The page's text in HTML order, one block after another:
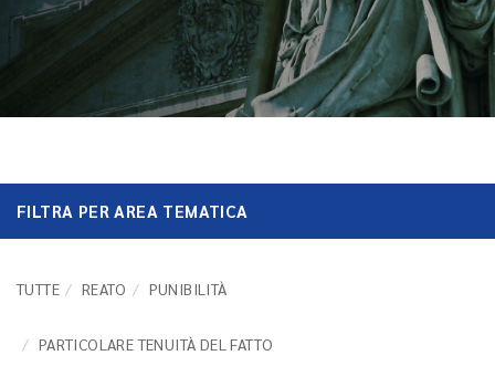
FILTRA PER AREA TEMATICA
TUTTE REATO PUNIBILITÀ
PARTICOLARE TENUITÀ DEL FATTO